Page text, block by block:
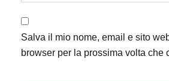
Salva il mio nome, email e sito
browser per la prossima volta che